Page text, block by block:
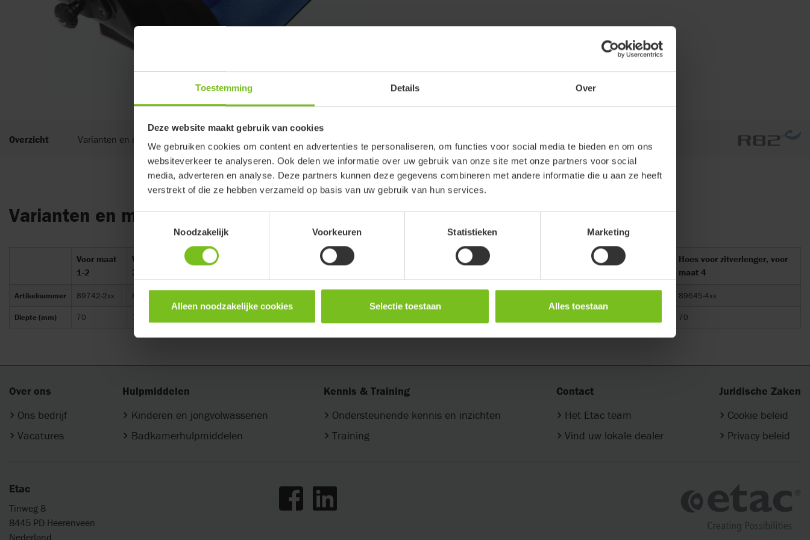
Toestemming Details Over
Deze website maakt gebruik van cookies
We gebruiken cookies om content en advertenties te personaliseren, om functies voor social media te bieden en om ons
websiteverkeer te analyseren. Ook delen we informatie over uw gebruik van onze site met onze partners voor social
media, adverteren en analyse. Deze partners kunnen deze gegevens combineren met andere informatie die u aan ze heeft
verstrekt of die ze hebben verzameld op basis van uw gebruik van hun services.
Noodzakelijk
Voorkeuren Statistieken Marketing
Alleen noodzakelijke cookies Selectie toestaan Alles toestaan
Overzicht Varianten en maatgegevens
Varianten en maatgegevens
Voor maat
1-2
Voor maat
2½
Voor
Hoes voor zitverlenger, voor
Hoes voor zitverlenger, voor
Hoes voor zitverlenger, voor
Hoes voor zitverlenger, voor
maat 4
Artikelnummer 89742-2xx 89742-6xx 89645-4xx
Diepte (mm) 70 70 70
Over ons
Ons bedrijf
Vacatures
Hulpmiddelen
Kinderen en jongvolwassenen
Badkamerhulpmiddelen
Kennis & Training
Ondersteunende kennis en inzichten
Training
Contact
Het Etac team
Vind uw lokale dealer
Juridische Zaken
Cookie beleid
Privacy beleid
Etac
Tinweg 8
8445 PD Heerenveen
Nederland